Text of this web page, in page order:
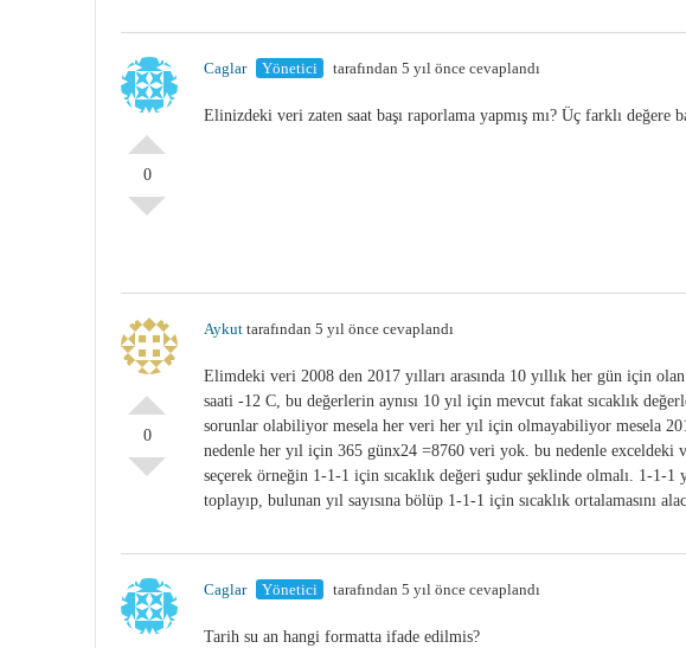
0
Caglar Yönetici tarafından 5 yıl önce cevaplandı
Elinizdeki veri zaten saat başı raporlama yapmış mı? Üç farklı değere
0
Aykut tarafından 5 yıl önce cevaplandı
Elimdeki veri 2008 den 2017 yılları arasında 10 yıllık her gün için
saati -12 C, bu değerlerin aynısı 10 yıl için mevcut fakat sıcaklık
sorunlar olabiliyor mesela her veri her yıl için olmayabiliyor mesela
nedenle her yıl için 365 günx24 =8760 veri yok. bu nedenle exceldeki
seçerek örneğin 1-1-1 için sıcaklık değeri şudur şeklinde olmalı. 1-1-
toplayıp, bulunan yıl sayısına bölüp 1-1-1 için sıcaklık ortalamasını
Caglar Yönetici tarafından 5 yıl önce cevaplandı
Tarih su an hangi formatta ifade edilmis?